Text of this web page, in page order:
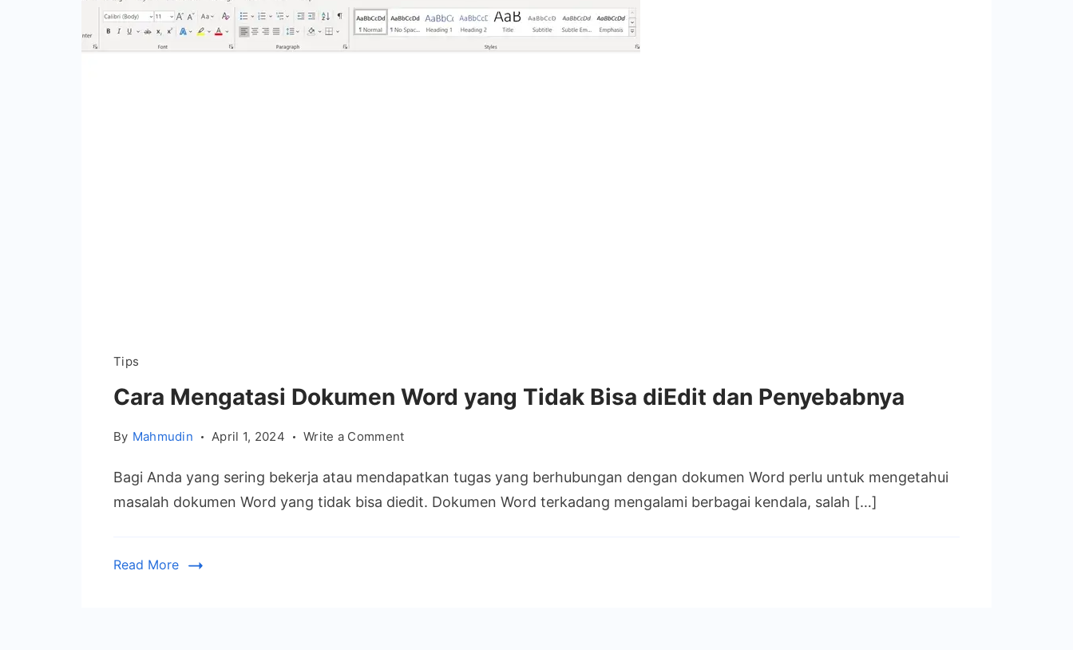
Tips
Cara Mengatasi Dokumen Word yang Tidak Bisa diEdit dan Penyebabnya
By Mahmudin April 1, 2024 Write a Commenton
Mengatasi
Dokumen
Bagi Anda yang sering bekerja atau mendapatkan tugas yang berhubungan dengan dokumen Word perlu untuk mengetahui
masalah dokumen Word yang tidak bisa diedit. Dokumen Word terkadang mengalami berbagai kendala, salah […]
Read More